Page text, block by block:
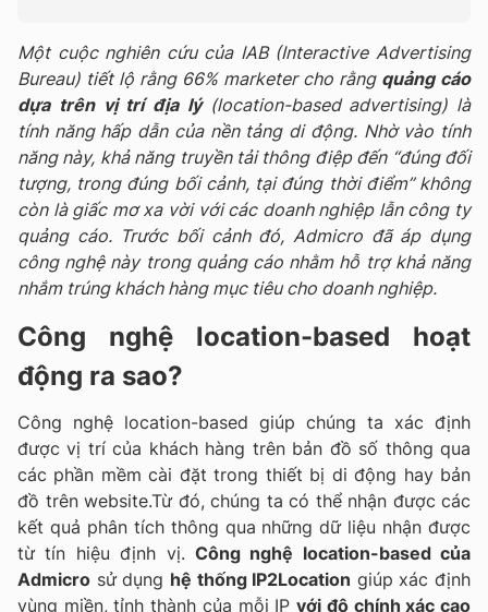
Một cuộc nghiên cứu của IAB (Interactive Advertising
Bureau) tiết lộ rằng 66% marketer cho rằng quảng cáo
dựa trên vị trí địa lý (location-based advertising) là
tính năng hấp dẫn của nền tảng di động. Nhờ vào tính
năng này, khả năng truyền tải thông điệp đến “đúng đối
tượng, trong đúng bối cảnh, tại đúng thời điểm” không
còn là giấc mơ xa vời với các doanh nghiệp lẫn công ty
quảng cáo. Trước bối cảnh đó, Admicro đã áp dụng
công nghệ này trong quảng cáo nhằm hỗ trợ khả năng
nhắm trúng khách hàng mục tiêu cho doanh nghiệp.
Công nghệ location-based hoạt
động ra sao?
Công nghệ location-based giúp chúng ta xác định
được vị trí của khách hàng trên bản đồ số thông qua
các phần mềm cài đặt trong thiết bị di động hay bản
đồ trên website.Từ đó, chúng ta có thể nhận được các
kết quả phân tích thông qua những dữ liệu nhận được
từ tín hiệu định vị. Công nghệ location-based của
Admicro sử dụng hệ thống IP2Location giúp xác định
vùng miền, tỉnh thành của mỗi IPvới độ chính xác cao